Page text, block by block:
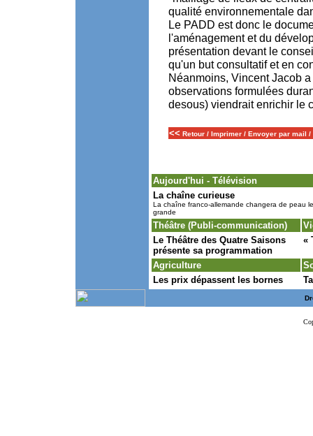
qualité environnementale
Le PADD est donc le
l'aménagement et du
présentation devant le
qu'un but consultatif et en
Néanmoins, Vincent Jacob
observations formulées
desous) viendrait enrichir le
<< Retour / Imprimer / Envoyer par mail /
Aujourd'hui - Télévision
La chaîne curieuse
La chaîne franco-allemande changera de peau
grande
Théâtre (Publi-communication)
Le Théâtre des Quatre Saisons
présente sa programmation
«
Agriculture
Les prix dépassent les bornes